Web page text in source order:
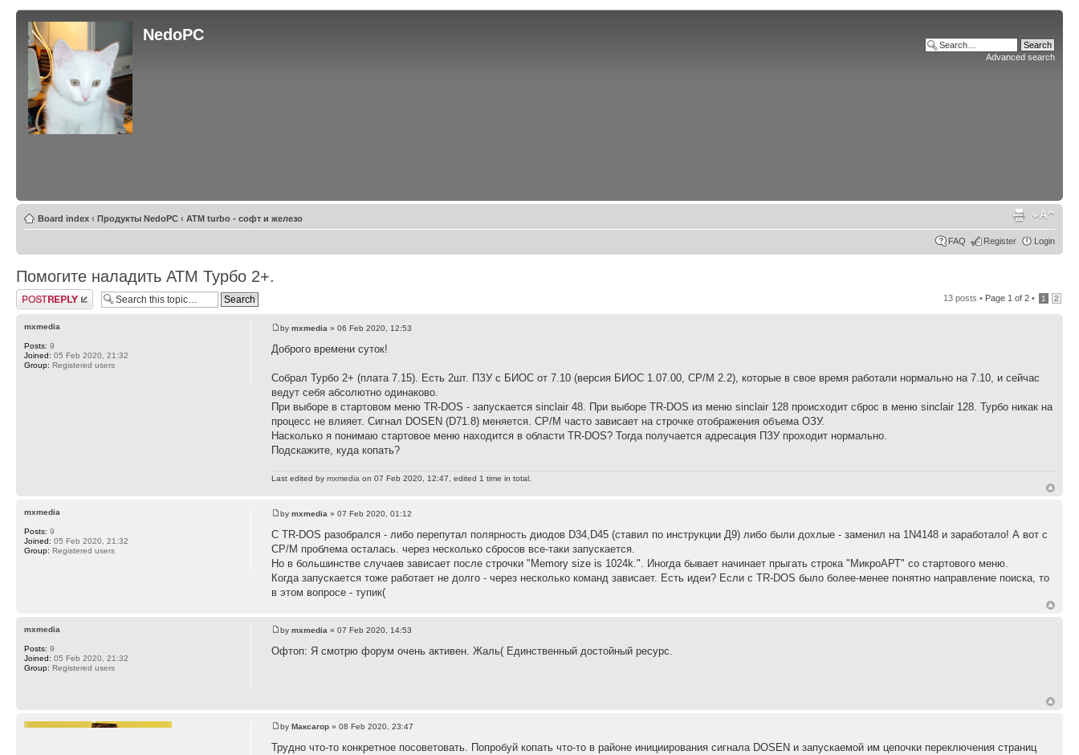
NedoPC
Advanced search
Board index ‹ Продукты NedoPC ‹ ATM turbo - софт и железо
FAQ Register Login
Помогите наладить АТМ Турбо 2+.
Post a reply 13 posts • Page 1 of 2 • 1 2
bymxmedia » 06 Feb 2020, 12:53
Доброго времени суток!
Собрал Турбо 2+ (плата 7.15). Есть 2шт. ПЗУ с БИОС от 7.10 (версия БИОС 1.07.00, CP/M 2.2), которые в свое время работали нормально на 7.10, и сейчас
ведут себя абсолютно одинаково.
При выборе в стартовом меню TR-DOS - запускается sinclair 48. При выборе TR-DOS из меню sinclair 128 происходит сброс в меню sinclair 128. Турбо никак на
процесс не влияет. Сигнал DOSEN (D71.8) меняется. CP/M часто зависает на строчке отображения объема ОЗУ.
Насколько я понимаю стартовое меню находится в области TR-DOS? Тогда получается адресация ПЗУ проходит нормально.
Подскажите, куда копать?
Last edited bymxmedia on 07 Feb 2020, 12:47, edited 1 time in total.
mxmedia
Posts: 9
Joined: 05 Feb 2020, 21:32
Group: Registered users
bymxmedia » 07 Feb 2020, 01:12
С TR-DOS разобрался - либо перепутал полярность диодов D34,D45 (ставил по инструкции Д9) либо были дохлые - заменил на 1N4148 и заработало! А вот с
CP/M проблема осталась. через несколько сбросов все-таки запускается.
Но в большинстве случаев зависает после строчки "Memory size is 1024k.". Иногда бывает начинает прыгать строка "МикроАРТ" со стартового меню.
Когда запускается тоже работает не долго - через несколько команд зависает. Есть идеи? Если с TR-DOS было более-менее понятно направление поиска, то
в этом вопросе - тупик(
mxmedia
Posts: 9
Joined: 05 Feb 2020, 21:32
Group: Registered users
bymxmedia » 07 Feb 2020, 14:53
Офтоп: Я смотрю форум очень активен. Жаль( Единственный достойный ресурс.
mxmedia
Posts: 9
Joined: 05 Feb 2020, 21:32
Group: Registered users
byМаксагор » 08 Feb 2020, 23:47
Трудно что-то конкретное посоветовать. Попробуй копать что-то в районе инициирования сигнала DOSEN и запускаемой им цепочки переключения страниц